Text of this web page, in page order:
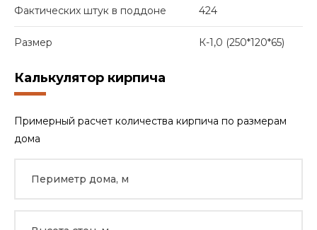
Фактических штук в поддоне 424
Размер К-1,0 (250*120*65)
Калькулятор кирпича
Примерный расчет количества кирпича по размерам
дома